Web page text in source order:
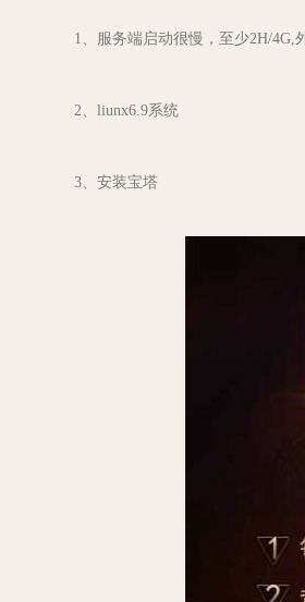
1、服务端启动很慢，至少2H/4G,
2、liunx6.9系统
3、安装宝塔